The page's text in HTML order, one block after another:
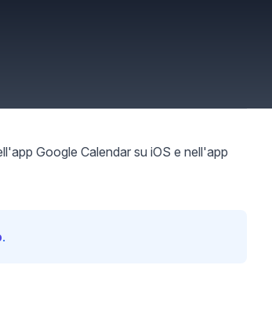
Google Calendar su iOS e nell'app
.